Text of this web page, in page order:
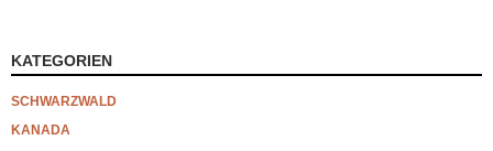
KATEGORIEN
SCHWARZWALD
KANADA